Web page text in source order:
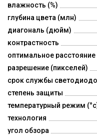
влажность (%)
глубина цвета (млн)
диагональ (дюйм)
контрастность
оптимальное
разрешение (пикселей)
срок службы
степень защиты
температурный режим
технология
угол обзора